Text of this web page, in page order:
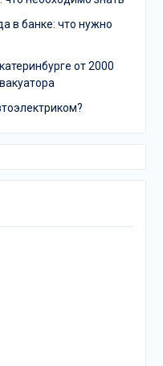
в банке: что нужно
от 2000